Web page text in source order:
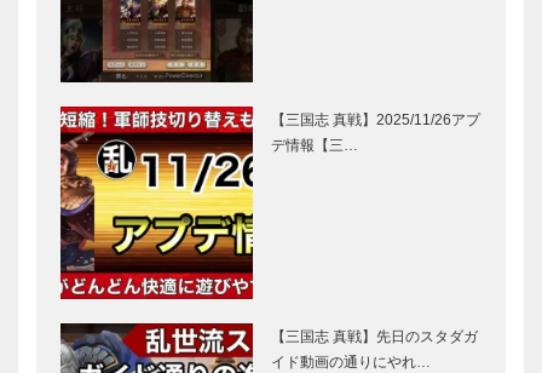
【三国志 真戦】2025/11/26アプ
デ情報【三…
【三国志 真戦】先日のスタダガ
イド動画の通りにやれ…